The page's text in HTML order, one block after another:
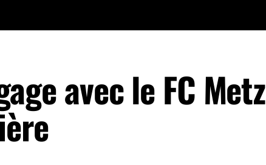
avec le FC Metz